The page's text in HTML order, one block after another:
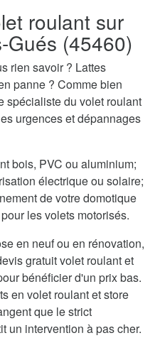
roulant sur
Gués (45460)
rien savoir ? Lattes
panne ? Comme bien
spécialiste du volet roulant
urgences et dépannages
bois, PVC ou aluminium;
électrique ou solaire;
de votre domotique
les volets motorisés.
en neuf ou en rénovation,
gratuit volet roulant et
bénéficier d'un prix bas.
en volet roulant et store
que le strict
un intervention à pas cher.